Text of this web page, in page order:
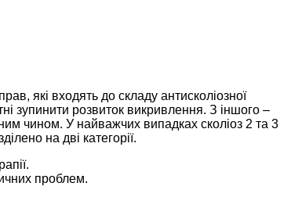
які входять до складу антисколіозної
зупинити розвиток викривлення. З іншого –
чином. У найважчих випадках сколіоз 2 та 3
на дві категорії.
проблем.